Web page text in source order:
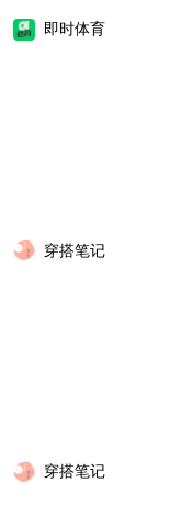
即时体育
穿搭笔记
穿搭笔记